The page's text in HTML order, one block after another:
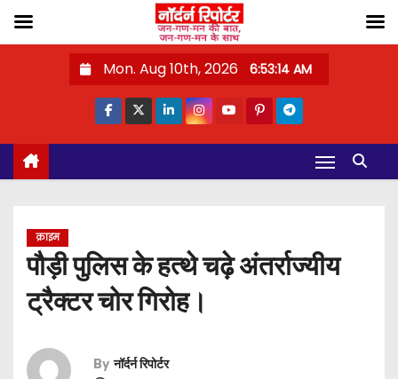
o
Mon. Aug 10th, 2026 6:53:14 AM
क्राइम
पौड़ी पुलिस के हत्थे चढ़े अंतर्राज्यीय
ट्रैक्टर चोर गिरोह।
By नॉर्दर्न रिपोर्टर